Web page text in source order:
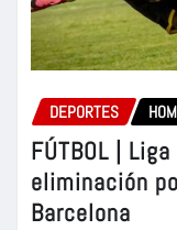
DEPORTES
FÚTBOL |
eliminación
Barcelona